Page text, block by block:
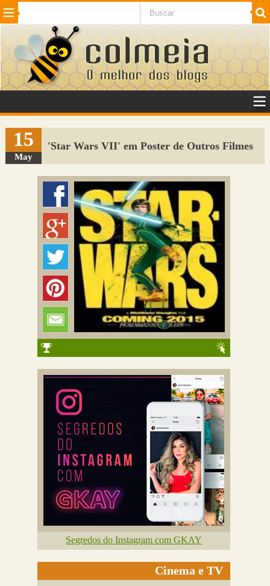
Beleza Cinema e TV
Internet Jogos NotÃ­cias SaÃºde
VeÃ­culos Adulto
Sugerir Link
Adicionar Blog
Colmeia Exchange
Perguntas Frequentes
15
May
'Star Wars VII' em Poster de Outros Filmes
Segredos do Instagram com GKAY
Cinema e TV